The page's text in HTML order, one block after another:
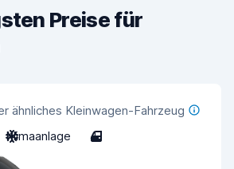
Preise für
ähnliches Kleinwagen-Fahrzeug
Klimaanlage 4